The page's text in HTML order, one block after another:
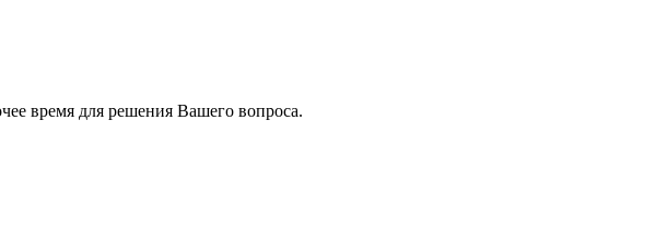
время для решения Вашего вопроса.